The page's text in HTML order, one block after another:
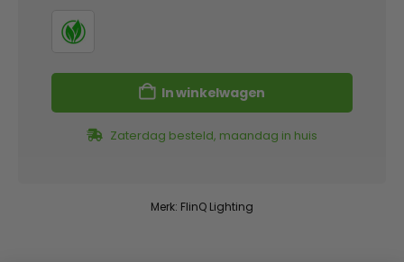
In winkelwagen
Zaterdag besteld, maandag in huis
Merk: FlinQ Lighting